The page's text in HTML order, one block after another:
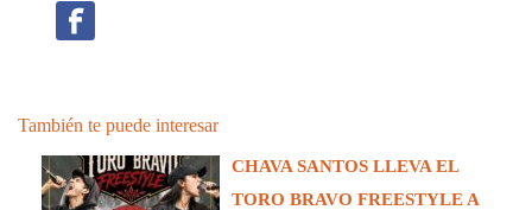
También te puede interesar
CHAVA SANTOS LLEVA EL
TORO BRAVO FREESTYLE A